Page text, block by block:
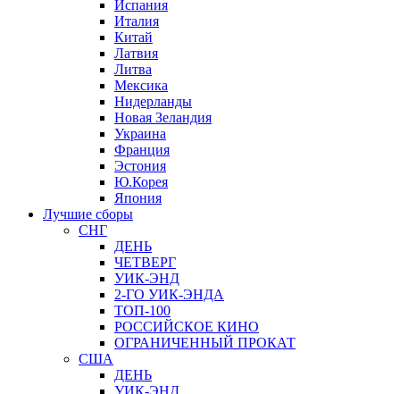
Испания
Италия
Китай
Латвия
Литва
Мексика
Нидерланды
Новая Зеландия
Украина
Франция
Эстония
Ю.Корея
Япония
Лучшие сборы
СНГ
ДЕНЬ
ЧЕТВЕРГ
УИК-ЭНД
2-ГО УИК-ЭНДА
ТОП-100
РОССИЙСКОЕ КИНО
ОГРАНИЧЕННЫЙ ПРОКАТ
США
ДЕНЬ
УИК-ЭНД